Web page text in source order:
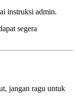
instruksi admin.
segera
jangan ragu untuk